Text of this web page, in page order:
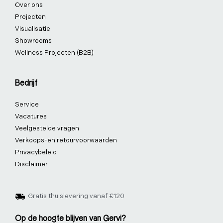
Over ons
Projecten
Visualisatie
Showrooms
Wellness Projecten (B2B)
Bedrijf
Service
Vacatures
Veelgestelde vragen
Verkoops-en retourvoorwaarden
Privacybeleid
Disclaimer
Gratis thuislevering vanaf €120
Op de hoogte blijven van Gervi?